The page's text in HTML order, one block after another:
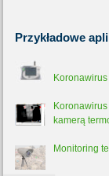
Przykładowe
kamerą
Monitoring